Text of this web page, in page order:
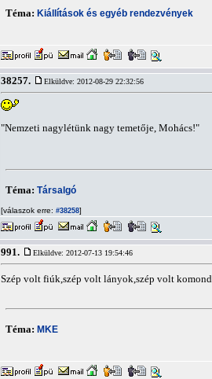
Téma: Kiállítások és egyéb rendezvények
38257. Elküldve: 2012-08-29 22:32:56
"Nemzeti nagylétünk nagy temetője, Mohács!"
Téma: Társalgó
[válaszok erre: #38258]
991. Elküldve: 2012-07-13 19:54:46
Szép volt fiúk,szép volt lányok,szép volt
Téma: MKE